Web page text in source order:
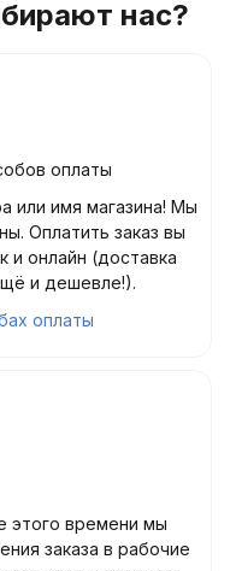
нас?
оплаты
или имя магазина! Мы
Оплатить заказ вы
и онлайн (доставка
и дешевле!).
оплаты
этого времени мы
заказа в рабочие